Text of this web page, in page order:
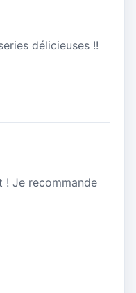
délicieuses !!
! Je recommande